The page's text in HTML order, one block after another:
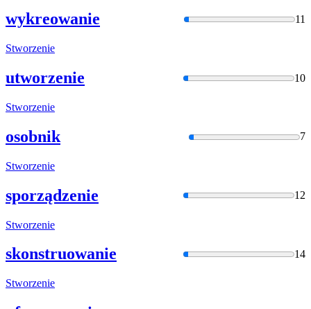
wykreowanie 11
Stworzenie
utworzenie 10
Stworzenie
osobnik 7
Stworzenie
sporządzenie 12
Stworzenie
skonstruowanie 14
Stworzenie